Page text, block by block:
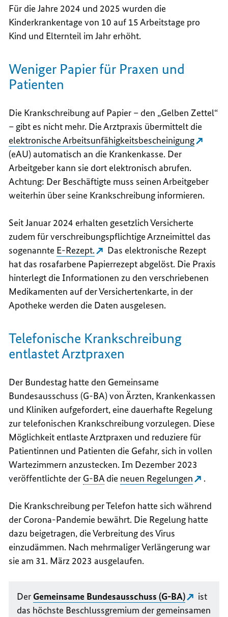
Für die Jahre 2024 und 2025 wurden die
Kinderkrankentage von 10 auf 15 Arbeitstage pro
Kind und Elternteil im Jahr erhöht.
Weniger Papier für Praxen und
Patienten
Die Krankschreibung auf Papier – den „Gelben Zettel“
– gibt es nicht mehr. Die Arztpraxis übermittelt die
elektronische Arbeitsunfähigkeitsbescheinigung
(eAU) automatisch an die Krankenkasse. Der
Arbeitgeber kann sie dort elektronisch abrufen.
Achtung: Der Beschäftigte muss seinen Arbeitgeber
weiterhin über seine Krankschreibung informieren.
Seit Januar 2024 erhalten gesetzlich Versicherte
zudem für verschreibungspflichtige Arzneimittel das
sogenannte E-Rezept.
Das elektronische Rezept
hat das rosafarbene Papierrezept abgelöst. Die Praxis
hinterlegt die Informationen zu den verschriebenen
Medikamenten auf der Versichertenkarte, in der
Apotheke werden die Daten ausgelesen.
Telefonische Krankschreibung
entlastet Arztpraxen
Der Bundestag hatte den Gemeinsame
Bundesausschuss (G-BA) von Ärzten, Krankenkassen
und Kliniken aufgefordert, eine dauerhafte Regelung
zur telefonischen Krankschreibung vorzulegen. Diese
Möglichkeit entlaste Arztpraxen und reduziere für
Patientinnen und Patienten die Gefahr, sich in vollen
Wartezimmern anzustecken. Im Dezember 2023
veröffentlichte der G-BAdie neuen Regelungen .
Die Krankschreibung per Telefon hatte sich während
der Corona-Pandemie bewährt. Die Regelung hatte
dazu beigetragen, die Verbreitung des Virus
einzudämmen. Nach mehrmaliger Verlängerung war
sie am 31. März 2023 ausgelaufen.
Der Gemeinsame Bundesausschuss (G-BA)
ist
das höchste Beschlussgremium der gemeinsamen